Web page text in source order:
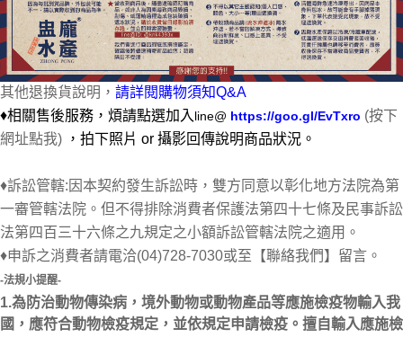
其他退換貨說明， 請詳閱購物須知Q&A
♦相關售後服務，煩請點選加入 line@ https://goo.gl/EvTxro (按下
網址點我) ， 拍下照片 or 攝影回傳說明商品狀況。
♦訴訟管轄:因本契約發生訴訟時，雙方同意以彰化地方法院為第
一審管轄法院。但不得排除消費者保護法第四十七條及民事訴訟
法第四百三十六條之九規定之小額訴訟管轄法院之適用。
♦申訴之消費者請電洽(04)728-7030或至【聯絡我們】留言。
-法規小提醒-
1.為防治動物傳染病，境外動物或動物產品等應施檢疫物輸入我
國，應符合動物檢疫規定，並依規定申請檢疫。擅自輸入應施檢